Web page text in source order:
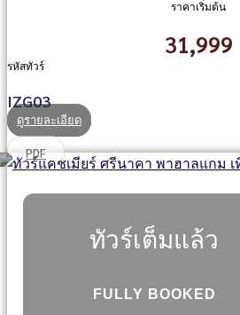
ราคาเริ่มต้น
31,999
รหัสทัวร์
IZG03
ดูรายละเอียด
PDF
ทัวร์เต็มแล้ว
FULLY BOOKED